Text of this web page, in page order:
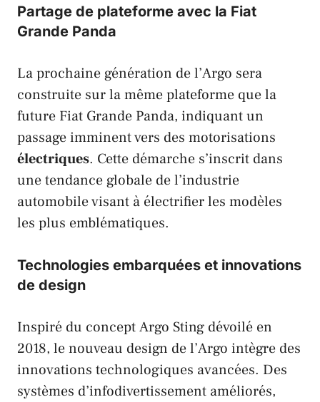
Partage de plateforme avec la Fiat
Grande Panda
La prochaine génération de l’Argo sera
construite sur la même plateforme que la
future Fiat Grande Panda, indiquant un
passage imminent vers des motorisations
électriques. Cette démarche s’inscrit dans
une tendance globale de l’industrie
automobile visant à électrifier les modèles
les plus emblématiques.
Technologies embarquées et innovations
de design
Inspiré du conceptArgo Sting dévoilé en
2018, le nouveau design de l’Argo intègre des
innovations technologiques avancées. Des
systèmes d’infodivertissement améliorés,